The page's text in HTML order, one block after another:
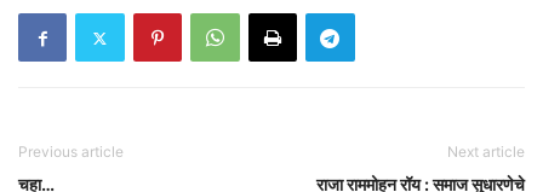
Previous article
चहा…
Next article
राजा राममोहन रॉय : समाज सुधारणेचे